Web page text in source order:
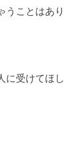
うことはあり
に受けてほし